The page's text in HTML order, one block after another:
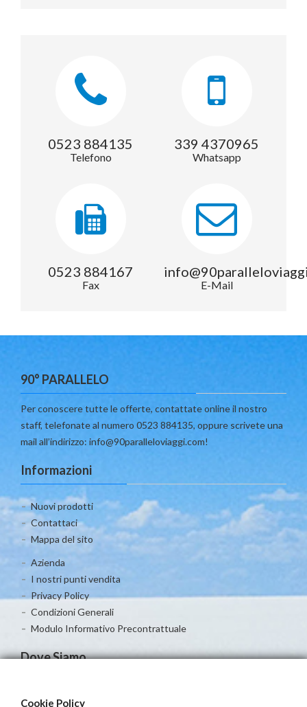
0523 884135
Telefono
339 4370965
Whatsapp
0523 884167
Fax E-Mail
90° PARALLELO
Per conoscere tutte le offerte, contattate online il nostro
staff, telefonate al numero 0523 884135, oppure scrivete una
mail all’indirizzo: info@90paralleloviaggi.com!
Informazioni
Nuovi prodotti
Contattaci
Mappa del sito
Azienda
I nostri punti vendita
Privacy Policy
Condizioni Generali
Modulo Informativo Precontrattuale
Dove Siamo
Cookie Policy